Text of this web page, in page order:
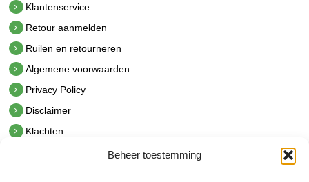
Beheer toestemming
Klantenservice
Retour aanmelden
Ruilen en retourneren
Algemene voorwaarden
Privacy Policy
Disclaimer
Klachten